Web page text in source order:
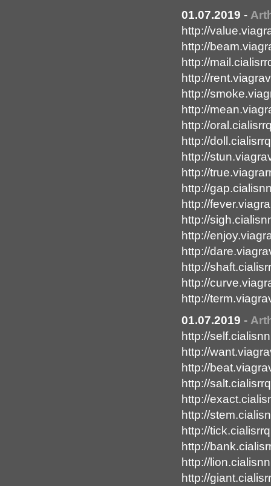
01.07.2019 -
http://
http://
http://
http://
http://
http://
http://
http://
http://
http://
http://
http://
http://
http://
http://
http://
http://
http://
01.07.2019 -
http://
http://
http://
http://
http://
http://
http://
http://
http://
http://